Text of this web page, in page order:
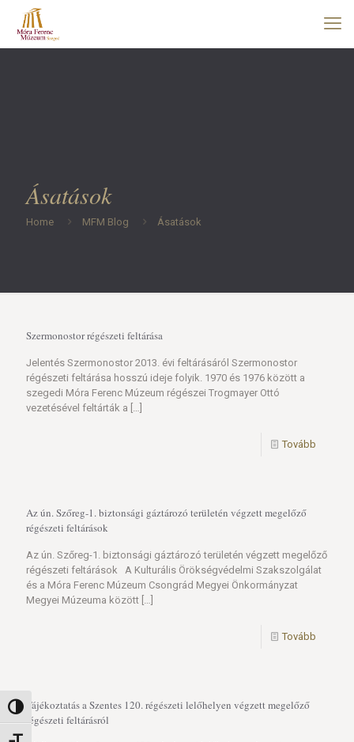
Nagy kontraszt váltása
Ásatások
Home MFM Blog Ásatások
Szermonostor régészeti feltárása
Jelentés Szermonostor 2013. évi feltárásáról Szermonostor
régészeti feltárása hosszú ideje folyik. 1970 és 1976 között a
szegedi Móra Ferenc Múzeum régészei Trogmayer Ottó
vezetésével feltárták a […]
Tovább
Az ún. Szőreg-1. biztonsági gáztározó területén végzett megelőző
régészeti feltárások
Az ún. Szőreg-1. biztonsági gáztározó területén végzett megelőző
régészeti feltárások A Kulturális Örökségvédelmi Szakszolgálat
és a Móra Ferenc Múzeum Csongrád Megyei Önkormányzat
Megyei Múzeuma között […]
Tovább
Tájékoztatás a Szentes 120. régészeti lelőhelyen végzett megelőző
régészeti feltárásról